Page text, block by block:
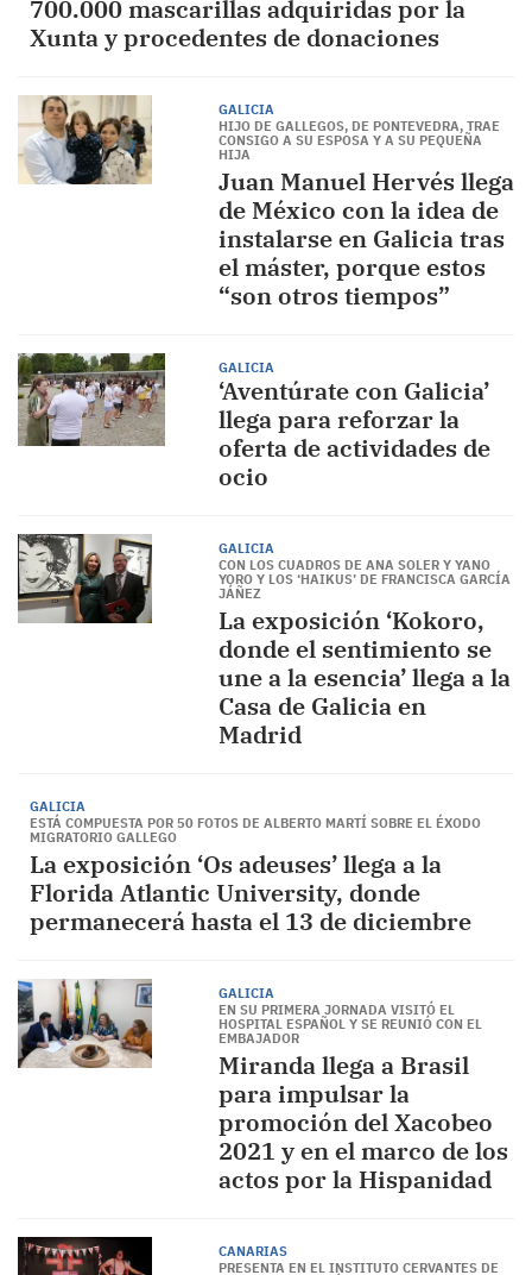
700.000 mascarillas adquiridas por la
Xunta y procedentes de donaciones
GALICIA
HIJO DE GALLEGOS, DE PONTEVEDRA, TRAE
CONSIGO A SU ESPOSA Y A SU PEQUEÑA
HIJA
Juan Manuel Hervés llega
de México con la idea de
instalarse en Galicia tras
el máster, porque estos
“son otros tiempos”
GALICIA
‘Aventúrate con Galicia’
llega para reforzar la
oferta de actividades de
ocio
GALICIA
CON LOS CUADROS DE ANA SOLER Y YANO
YORO Y LOS ‘HAIKUS’ DE FRANCISCA GARCÍA
JÁÑEZ
La exposición ‘Kokoro,
donde el sentimiento se
une a la esencia’ llega a la
Casa de Galicia en
Madrid
GALICIA
ESTÁ COMPUESTA POR 50 FOTOS DE ALBERTO MARTÍ SOBRE EL ÉXODO
MIGRATORIO GALLEGO
La exposición ‘Os adeuses’ llega a la
Florida Atlantic University, donde
permanecerá hasta el 13 de diciembre
GALICIA
EN SU PRIMERA JORNADA VISITÓ EL
HOSPITAL ESPAÑOL Y SE REUNIÓ CON EL
EMBAJADOR
Miranda llega a Brasil
para impulsar la
promoción del Xacobeo
2021 y en el marco de los
actos por la Hispanidad
CANARIAS
PRESENTA EN EL INSTITUTO CERVANTES DE